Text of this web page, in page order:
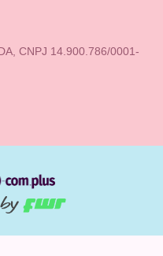
CNPJ 14.900.786/0001-